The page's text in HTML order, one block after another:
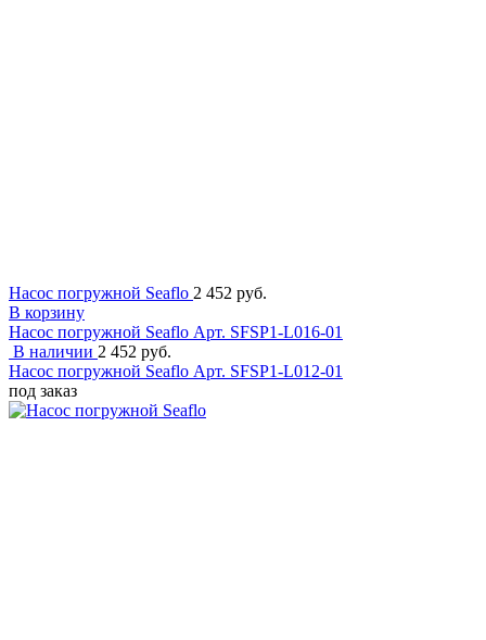
Насос погружной Seaflo 2 452 руб.
В корзину
Насос погружной Seaflo Арт. SFSP1-L016-01
В наличии 2 452 руб.
Насос погружной Seaflo Арт. SFSP1-L012-01
под заказ